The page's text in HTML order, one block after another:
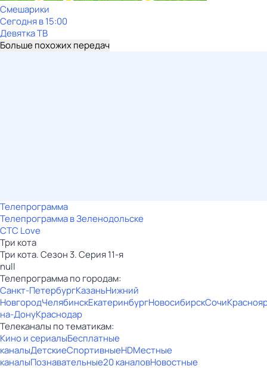
Смешарики
Сегодня в 15:00
Девятка ТВ
Больше похожих передач
Телепрограмма
Телепрограмма в Зеленодольске
СТС Love
Три кота
Три кота. Сезон 3. Серия 11-я
null
Телепрограмма по городам:
Санкт-ПетербургКазаньНижний
НовгородЧелябинскЕкатеринбургНовосибирскСочи
на-ДонуКраснодар
Телеканалы по тематикам:
Кино и сериалыБесплатные
каналыДетскиеСпортивныеHDМестные
каналыПознавательные20 каналовНовостные